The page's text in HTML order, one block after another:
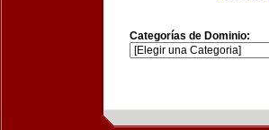
Categorías de Dominio: